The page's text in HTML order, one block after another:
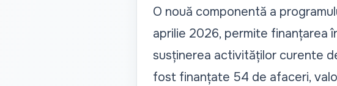
O nouă componentă a
aprilie 2026, permite finanțarea
susținerea activităților curente
fost finanțate 54 de afaceri,